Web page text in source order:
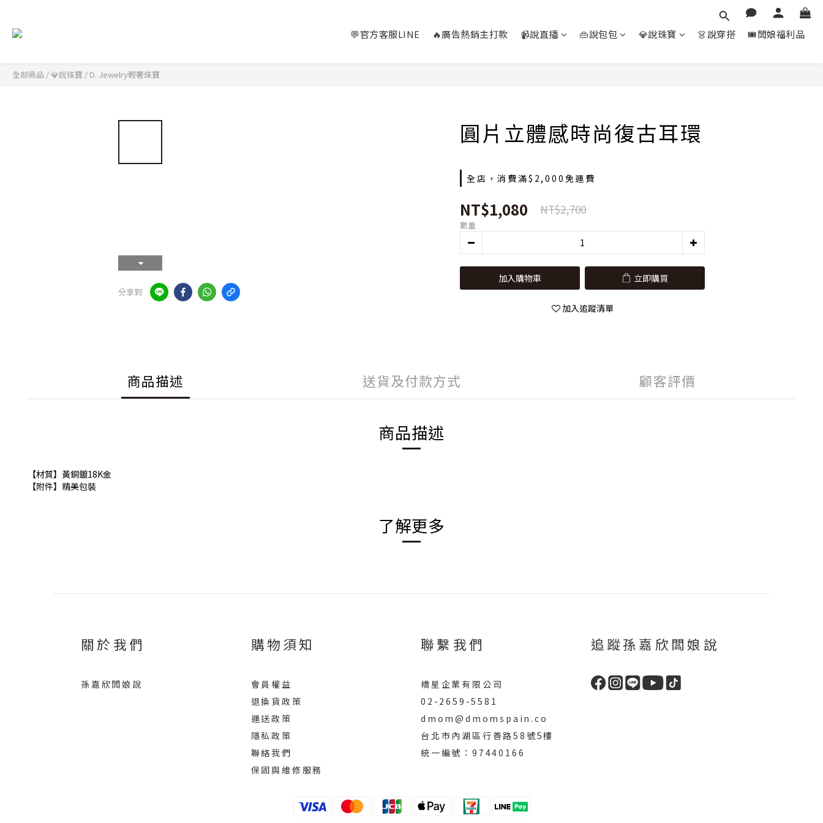
💬官方客服LINE 🔥廣告熱銷主打款 📹說直播 👜說包包 💎說珠寶 👗說穿搭 🎟️闆娘福利品
全部商品 /💎說珠寶 / D. Jewelry輕奢珠寶
分享到
圓片立體感時尚復古耳環
全店，消費滿$2,000免運費
NT$1,080 NT$2,700
數量
加入購物車 立即購買
加入追蹤清單
商品描述 送貨及付款方式 顧客評價
商品描述
【材質】黃銅鍍18K金
【附件】精美包裝
了解更多
關於我們
孫嘉欣闆娘說
購物須知
會員權益
退換貨政策
運送政策
隱私政策
聯絡我們
保固與維修服務
聯繫我們
橋星企業有限公司
02-2659-5581
dmom@dmomspain.co
台北市內湖區行善路58號5樓
統一編號：97440166
追蹤孫嘉欣闆娘說